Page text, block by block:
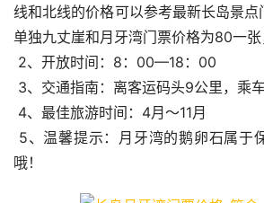
线和北线的价格可以参考最新长岛景点
单独九丈崖和月牙湾门票价格为80一张
2、开放时间：8：00—18：00
3、交通指南：离客运码头9公里，乘车
4、最佳旅游时间：4月～11月
哦！